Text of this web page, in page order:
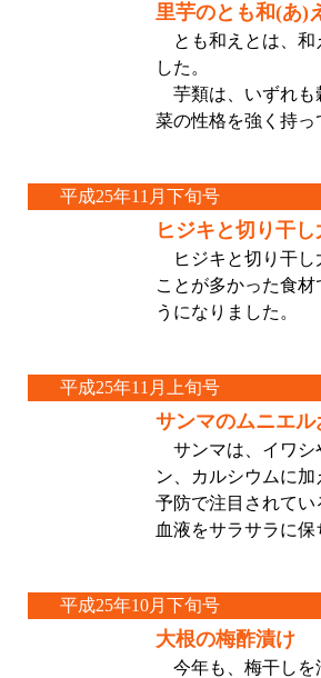
里芋のとも和(あ)
とも和えとは、和
した。
芋類は、いずれも
菜の性格を強く持っ
平成25年11月下旬号
ヒジキと切り干
ヒジキと切り干し
ことが多かった食
うになりました。
平成25年11月上旬号
サンマのムニエ
サンマは、イワシ
ン、カルシウムに
予防で注目されて
血液をサラサラに
平成25年10月下旬号
大根の梅酢漬け
今年も、梅干しを